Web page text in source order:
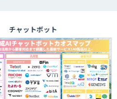
チャットボット